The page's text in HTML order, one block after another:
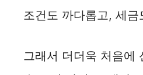
조건도 까다롭고, 세
그래서 더더욱 처음에